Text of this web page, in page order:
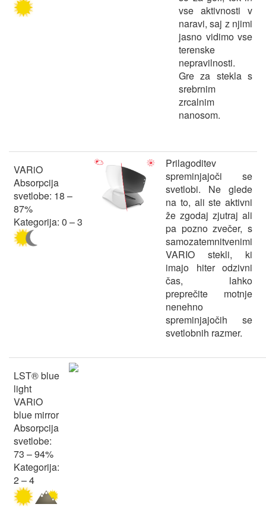
vse aktivnosti v
naravi, saj z njimi
jasno vidimo vse
terenske
nepravilnosti.
Gre za stekla s
srebrnim
zrcalnim
nanosom.
VARiO
Absorpcija
svetlobe: 18 –
87%
Kategorija: 0 – 3
Prilagoditev
spreminjajoči se
svetlobi. Ne glede
na to, ali ste aktivni
že zgodaj zjutraj ali
pa pozno zvečer, s
samozatemnitvenimi
VARIO stekli, ki
imajo hiter odzivni
čas, lahko
preprečite motnje
nenehno
spreminjajočih se
svetlobnih razmer.
LST® blue
light
VARiO
blue mirror
Absorpcija
svetlobe:
73 – 94%
Kategorija:
2 – 4